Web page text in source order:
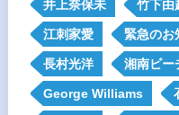
井上奈保未 竹下由
江刺家愛 緊急のお
長村光洋 湘南ビー
George Williams